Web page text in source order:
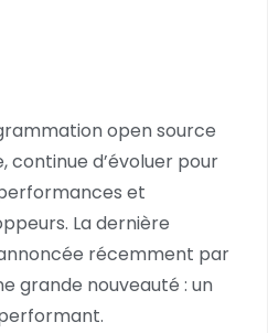
open source
continue d’évoluer pour
et
La dernière
annoncée récemment par
grande nouveauté : un